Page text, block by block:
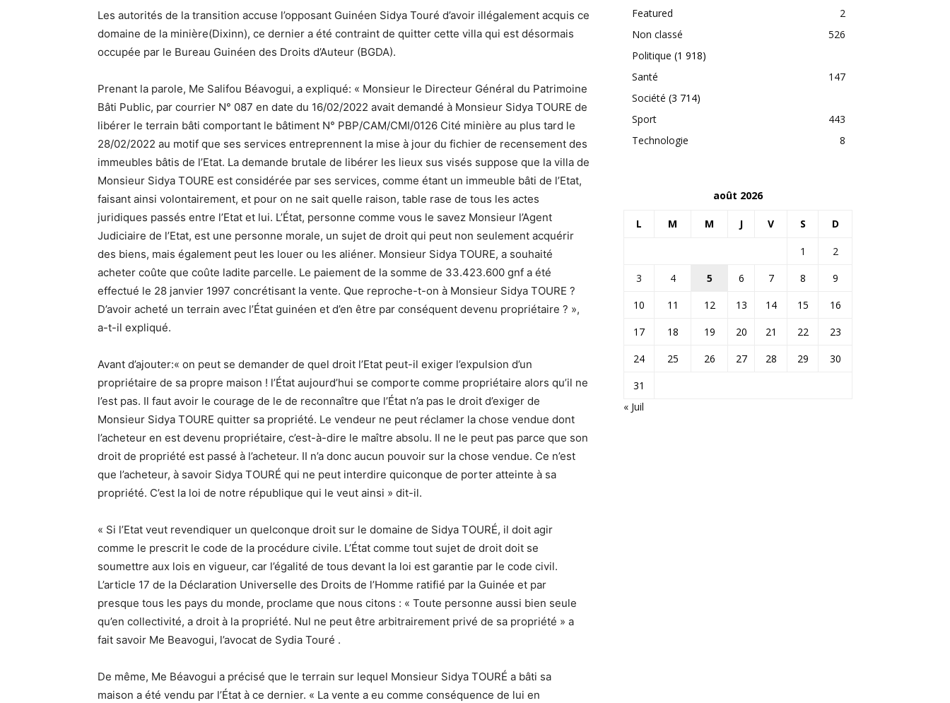
Les autorités de la transition accuse l’opposant Guinéen Sidya Touré d’avoir illégalement acquis ce
domaine de la minière(Dixinn), ce dernier a été contraint de quitter cette villa qui est désormais
occupée par le Bureau Guinéen des Droits d’Auteur (BGDA).
Prenant la parole, Me Salifou Béavogui, a expliqué: « Monsieur le Directeur Général du Patrimoine
Bâti Public, par courrier N° 087 en date du 16/02/2022 avait demandé à Monsieur Sidya TOURE de
libérer le terrain bâti comportant le bâtiment N° PBP/CAM/CMI/0126 Cité minière au plus tard le
28/02/2022 au motif que ses services entreprennent la mise à jour du fichier de recensement des
immeubles bâtis de l’Etat. La demande brutale de libérer les lieux sus visés suppose que la villa de
Monsieur Sidya TOURE est considérée par ses services, comme étant un immeuble bâti de l’Etat,
faisant ainsi volontairement, et pour on ne sait quelle raison, table rase de tous les actes
juridiques passés entre l’Etat et lui. L’État, personne comme vous le savez Monsieur l’Agent
Judiciaire de l’Etat, est une personne morale, un sujet de droit qui peut non seulement acquérir
des biens, mais également peut les louer ou les aliéner. Monsieur Sidya TOURE, a souhaité
acheter coûte que coûte ladite parcelle. Le paiement de la somme de 33.423.600 gnf a été
effectué le 28 janvier 1997 concrétisant la vente. Que reproche-t-on à Monsieur Sidya TOURE ?
D’avoir acheté un terrain avec l’État guinéen et d’en être par conséquent devenu propriétaire ? »,
a-t-il expliqué.
Avant d’ajouter:« on peut se demander de quel droit l’Etat peut-il exiger l’expulsion d’un
propriétaire de sa propre maison ! l’État aujourd’hui se comporte comme propriétaire alors qu’il ne
l’est pas. Il faut avoir le courage de le de reconnaître que l’État n’a pas le droit d’exiger de
Monsieur Sidya TOURE quitter sa propriété. Le vendeur ne peut réclamer la chose vendue dont
l’acheteur en est devenu propriétaire, c’est-à-dire le maître absolu. Il ne le peut pas parce que son
droit de propriété est passé à l’acheteur. II n’a donc aucun pouvoir sur la chose vendue. Ce n’est
que l’acheteur, à savoir Sidya TOURÉ qui ne peut interdire quiconque de porter atteinte à sa
propriété. C’est la loi de notre république qui le veut ainsi » dit-il.
« Si l’Etat veut revendiquer un quelconque droit sur le domaine de Sidya TOURÉ, il doit agir
comme le prescrit le code de la procédure civile. L’État comme tout sujet de droit doit se
soumettre aux lois en vigueur, car l’égalité de tous devant la loi est garantie par le code civil.
L’article 17 de la Déclaration Universelle des Droits de l’Homme ratifié par la Guinée et par
presque tous les pays du monde, proclame que nous citons : « Toute personne aussi bien seule
qu’en collectivité, a droit à la propriété. Nul ne peut être arbitrairement privé de sa propriété » a
fait savoir Me Beavogui, l’avocat de Sydia Touré .
De même, Me Béavogui a précisé que le terrain sur lequel Monsieur Sidya TOURÉ a bâti sa
maison a été vendu par l’État à ce dernier. « La vente a eu comme conséquence de lui en
Featured
2
Non classé
526
Politique (1 918)
Santé
147
Société (3 714)
Sport
443
Technologie
8
août 2026
L M M J V S D
1
2
3
4 5 6 7 8
9
10
11 12 13 14 15
16
17
18 19 20 21 22
23
24
25 26 27 28 29
30
31
« Juil